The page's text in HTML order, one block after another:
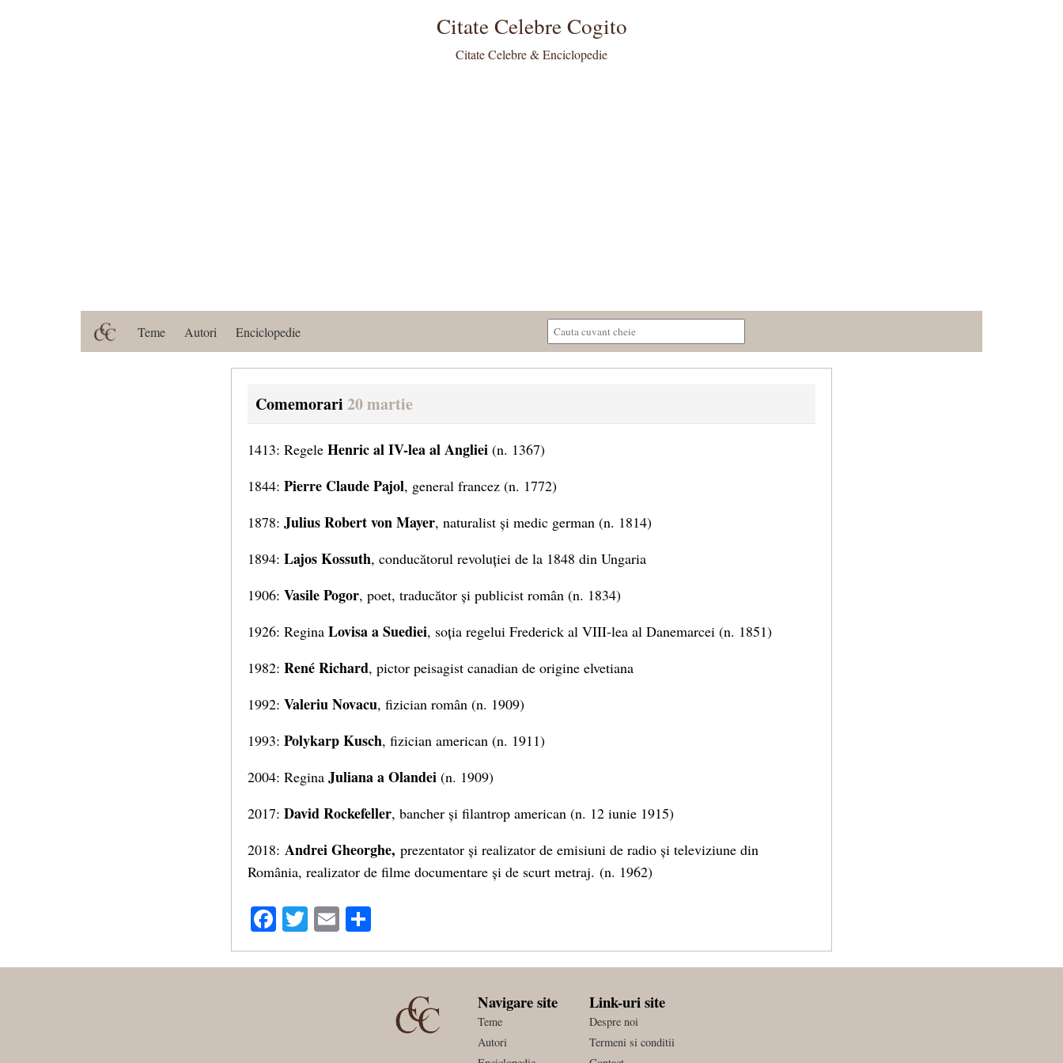
Citate Celebre Cogito
Citate Celebre & Enciclopedie
Teme Autori Enciclopedie
Comemorari 20 martie
1413: Regele Henric al IV-lea al Angliei (n. 1367)
1844: Pierre Claude Pajol, general francez (n. 1772)
1878: Julius Robert von Mayer, naturalist și medic german (n. 1814)
1894: Lajos Kossuth, conducătorul revoluției de la 1848 din Ungaria
1906: Vasile Pogor, poet, traducător și publicist român (n. 1834)
1926: Regina Lovisa a Suediei, soția regelui Frederick al VIII-lea al Danemarcei (n. 1851)
1982: René Richard, pictor peisagist canadian de origine elvetiana
1992: Valeriu Novacu, fizician român (n. 1909)
1993: Polykarp Kusch, fizician american (n. 1911)
2004: Regina Juliana a Olandei (n. 1909)
2017: David Rockefeller, bancher și filantrop american (n. 12 iunie 1915)
2018: Andrei Gheorghe, prezentator și realizator de emisiuni de radio și televiziune din
România, realizator de filme documentare și de scurt metraj. (n. 1962)
Facebook
Twitter
Email
Navigare site
Teme
Autori
Link-uri site
Despre noi
Termeni si conditii